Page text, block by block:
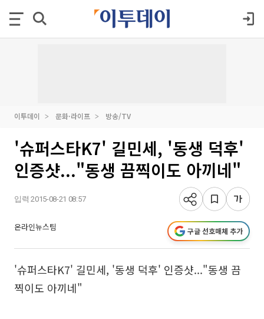
이투데이 문화·라이프 방송/TV
'슈퍼스타K7' 길민세, '동생 덕후'
인증샷..."동생 끔찍이도 아끼네"
입력 2015-08-21 08:57
온라인뉴스팀 구글 선호매체 추가
'슈퍼스타K7' 길민세, '동생 덕후' 인증샷..."동생 끔
찍이도 아끼네"